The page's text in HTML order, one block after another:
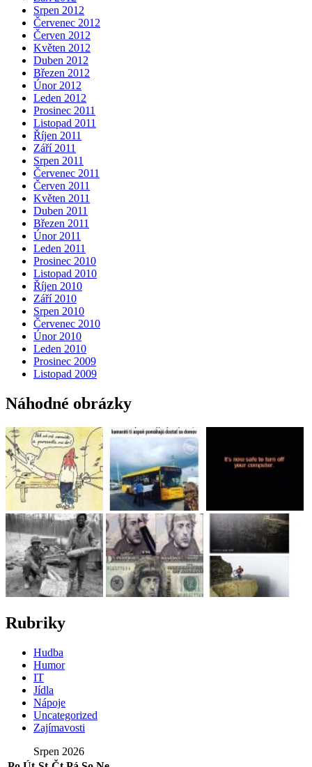
Srpen 2012
Červenec 2012
Červen 2012
Květen 2012
Duben 2012
Březen 2012
Únor 2012
Leden 2012
Prosinec 2011
Listopad 2011
Říjen 2011
Září 2011
Srpen 2011
Červenec 2011
Červen 2011
Květen 2011
Duben 2011
Březen 2011
Únor 2011
Leden 2011
Prosinec 2010
Listopad 2010
Říjen 2010
Září 2010
Srpen 2010
Červenec 2010
Únor 2010
Leden 2010
Prosinec 2009
Listopad 2009
Náhodné obrázky
Rubriky
Hudba
Humor
IT
Jídla
Nápoje
Uncategorized
Zajímavosti
Srpen 2026